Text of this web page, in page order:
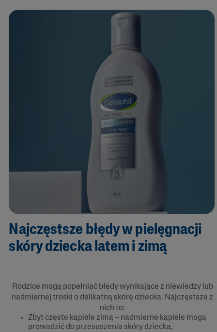
Najczęstsze błędy w pielęgnacji
skóry dziecka latem i zimą
Rodzice mogą popełniać błędy wynikające z niewiedzy lub
nadmiernej troski o delikatną skórę dziecka. Najczęstsze z
nich to:
Zbyt częste kąpiele zimą – nadmierne kąpiele mogą
prowadzić do przesuszenia skóry dziecka,